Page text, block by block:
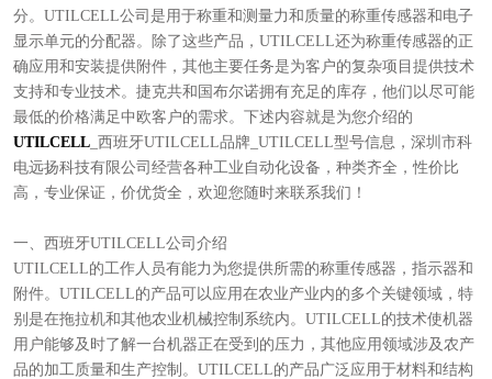
分。UTILCELL公司是用于称重和测量力和质量的称重传感器和电子
显示单元的分配器。除了这些产品，UTILCELL还为称重传感器的正
确应用和安装提供附件，其他主要任务是为客户的复杂项目提供技术
支持和专业技术。捷克共和国布尔诺拥有充足的库存，他们以尽可能
最低的价格满足中欧客户的需求。下述内容就是为您介绍的
UTILCELL_西班牙UTILCELL品牌_UTILCELL型号信息，深圳市科
电远扬科技有限公司经营各种工业自动化设备，种类齐全，性价比
高，专业保证，价优货全，欢迎您随时来联系我们！
一、西班牙UTILCELL公司介绍
UTILCELL的工作人员有能力为您提供所需的称重传感器，指示器和
附件。UTILCELL的产品可以应用在农业产业内的多个关键领域，特
别是在拖拉机和其他农业机械控制系统内。UTILCELL的技术使机器
用户能够及时了解一台机器正在受到的压力，其他应用领域涉及农产
品的加工质量和生产控制。UTILCELL的产品广泛应用于材料和结构